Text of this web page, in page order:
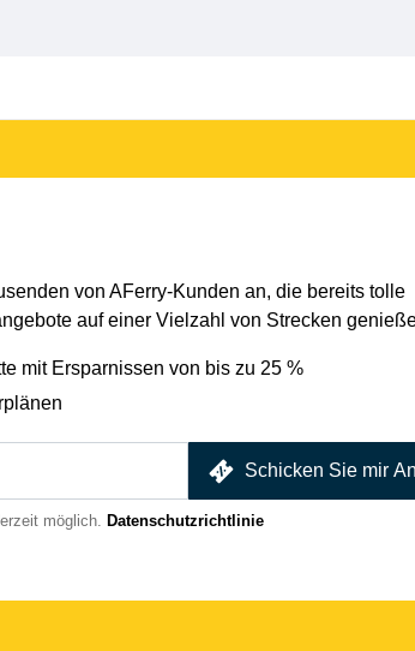
von AFerry-Kunden an, die bereits tolle
auf einer Vielzahl von Strecken
mit Ersparnissen von bis zu 25 %
Schicken Sie mir
möglich. Datenschutzrichtlinie